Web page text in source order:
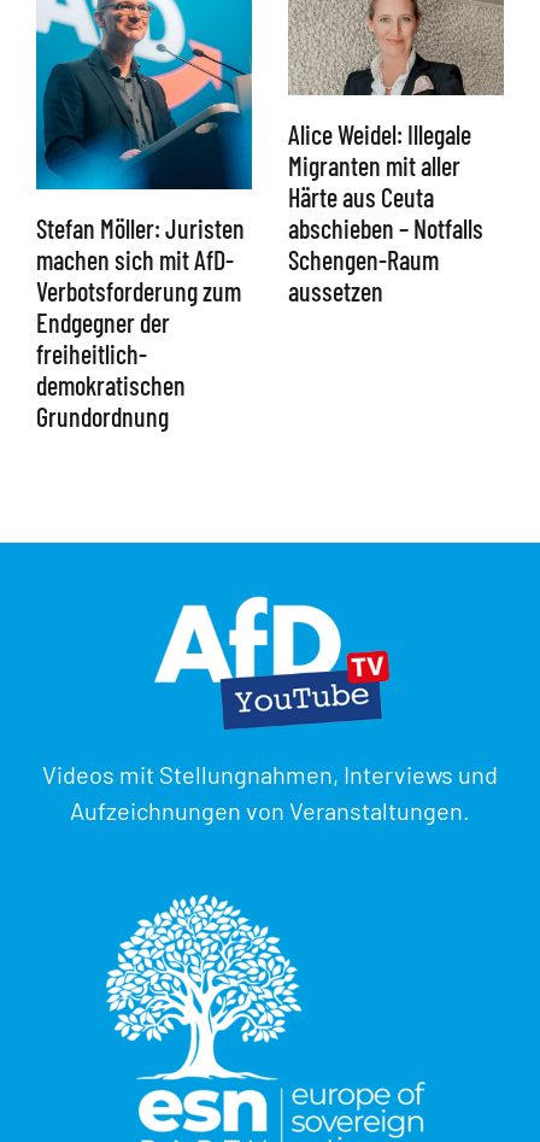
Stefan Möller: Juristen
machen sich mit AfD-
Verbotsforderung zum
Endgegner der
freiheitlich-
demokratischen
Grundordnung
Alice Weidel: Illegale
Migranten mit aller
Härte aus Ceuta
abschieben – Notfalls
Schengen-Raum
aussetzen
Videos mit Stellungnahmen, Interviews und
Aufzeichnungen von Veranstaltungen.